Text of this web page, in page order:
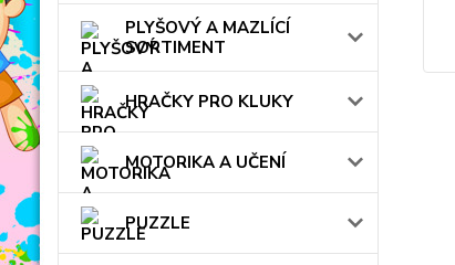
PLYŠOVÝ A MAZLÍCÍ
SORTIMENT
HRAČKY PRO KLUKY
MOTORIKA A UČENÍ
PUZZLE